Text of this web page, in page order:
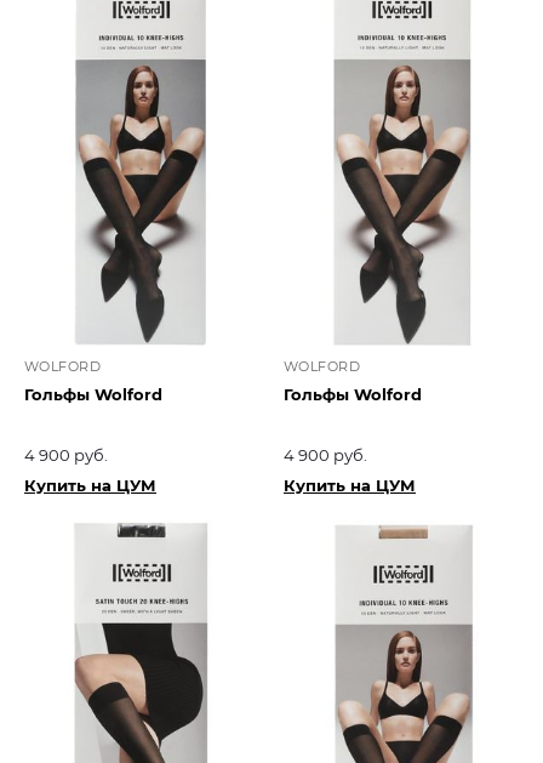
WOLFORD
Гольфы Wolford
4 900 руб.
Купить на ЦУМ
WOLFORD
Гольфы Wolford
4 900 руб.
Купить на ЦУМ